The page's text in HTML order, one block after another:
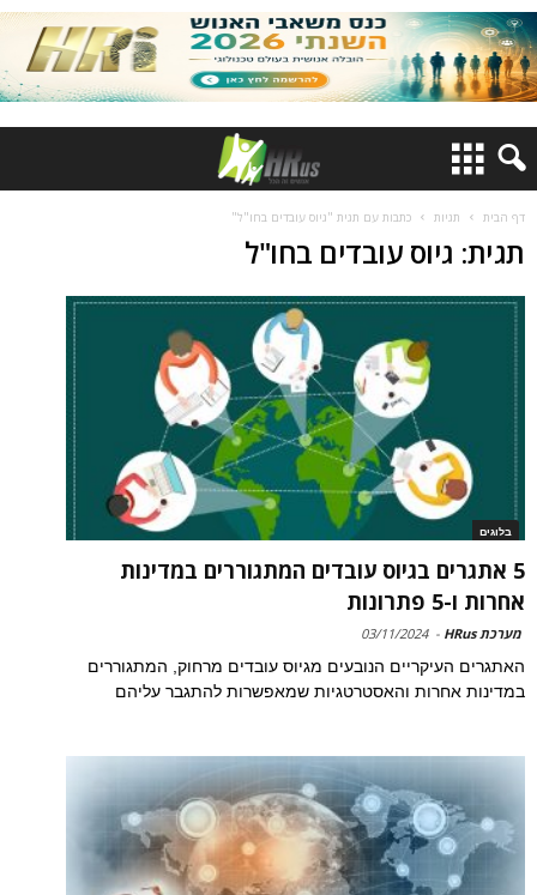
דף הבית תגיות כתבות עם תגית "גיוס עובדים בחו"ל"
תגית: גיוס עובדים בחו"ל
בלוגים
5 אתגרים בגיוס עובדים המתגוררים במדינות
אחרות ו-5 פתרונות
מערכת HRus -
03/11/2024
האתגרים העיקריים הנובעים מגיוס עובדים מרחוק, המתגוררים
במדינות אחרות והאסטרטגיות שמאפשרות להתגבר עליהם